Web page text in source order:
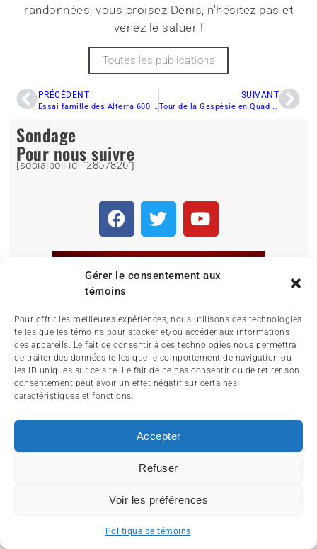
Gérer le consentement aux
témoins
Pour offrir les meilleures expériences, nous utilisons des technologies
telles que les témoins pour stocker et/ou accéder aux informations
des appareils. Le fait de consentir à ces technologies nous permettra
de traiter des données telles que le comportement de navigation ou
les ID uniques sur ce site. Le fait de ne pas consentir ou de retirer son
consentement peut avoir un effet négatif sur certaines
caractéristiques et fonctions.
Accepter
Refuser
Voir les préférences
Politique de témoins
randonnées, vous croisez Denis, n'hésitez pas et
venez le saluer !
Toutes les publications
PRÉCÉDENT SUIVANT
Sondage
[socialpoll id="2857826"]
Pour nous suivre